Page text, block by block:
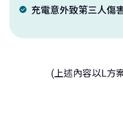
充電意外致第三人傷
(上述內容以L方